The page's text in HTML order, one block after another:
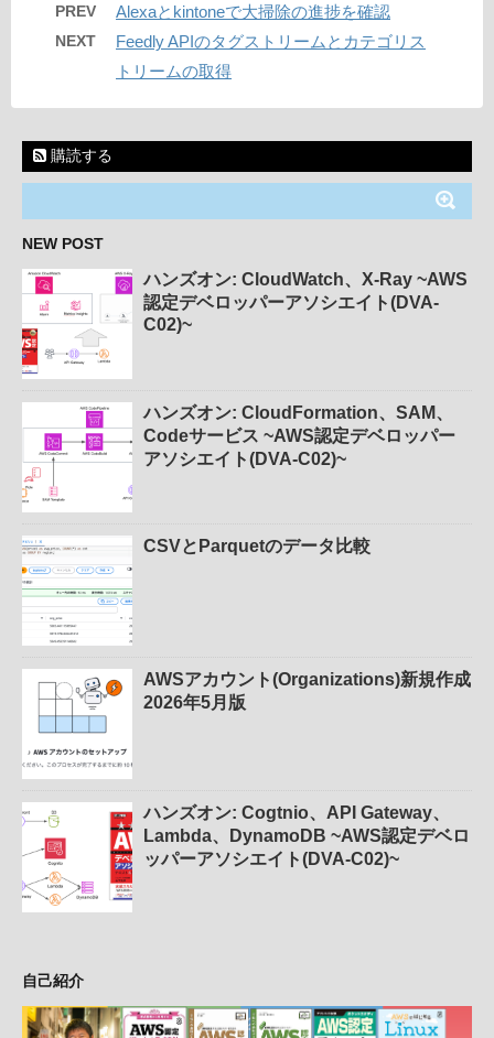
PREV Alexaとkintoneで大掃除の進捗を確認
NEXT
Feedly APIのタグストリームとカテゴリス
トリームの取得
購読する
NEW POST
ハンズオン: CloudWatch、X-Ray ~AWS
認定デベロッパーアソシエイト(DVA-
C02)~
ハンズオン: CloudFormation、SAM、
Codeサービス ~AWS認定デベロッパー
アソシエイト(DVA-C02)~
CSVとParquetのデータ比較
AWSアカウント(Organizations)新規作成
2026年5月版
ハンズオン: Cogtnio、API Gateway、
Lambda、DynamoDB ~AWS認定デベロ
ッパーアソシエイト(DVA-C02)~
自己紹介